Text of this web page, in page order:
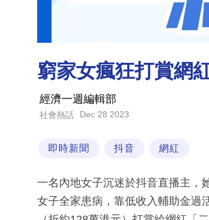
窮家女瘋狂打賞網
經濟一週編輯部
社會熱話 Dec 28 2023
即時新聞 抖音 網紅
一名內地女子沉迷於抖音直播主，
女子全家患病，靠低收入輔助金過